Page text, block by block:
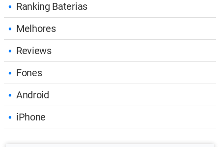
Ranking Baterias
Melhores
Reviews
Fones
Android
iPhone